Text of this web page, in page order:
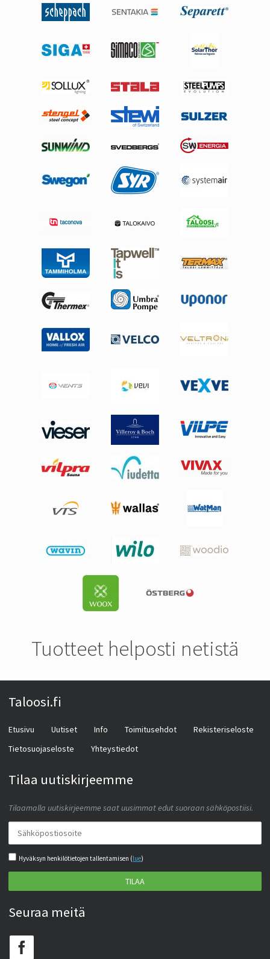
Tuotteet helposti netistä
Taloosi.fi
Etusivu Uutiset Info Toimitusehdot
Rekisteriseloste
Tietosuojaseloste
Yhteystiedot
Tilaa uutiskirjeemme
Tilaamalla uutiskirjeemme saat uusimmat edut suoraan sähköpostiisi.
Hyväksyn henkilötietojen tallentamisen (lue)
TILAA
Seuraa meitä